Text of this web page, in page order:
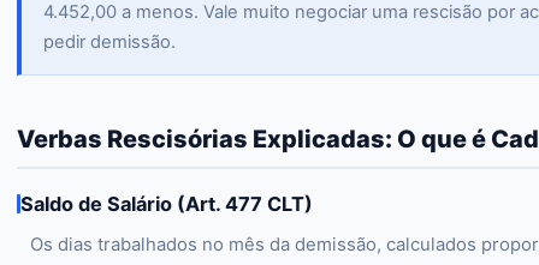
4.452,00 a menos. Vale muito negociar uma rescisão por
pedir demissão.
Verbas Rescisórias Explicadas: O que é
Saldo de Salário (Art. 477 CLT)
Os dias trabalhados no mês da demissão, calculados